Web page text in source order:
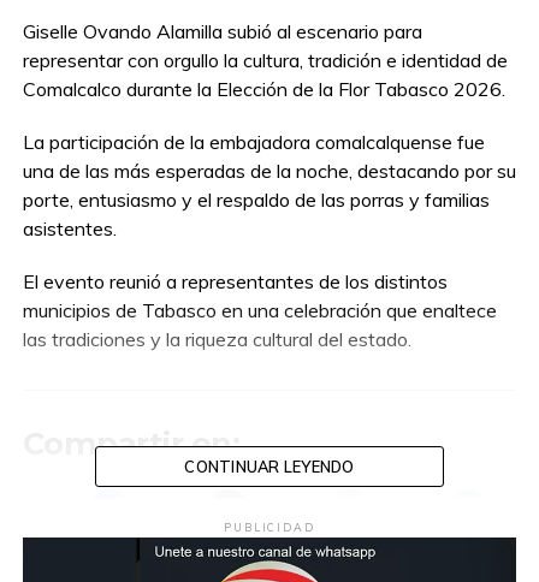
Giselle Ovando Alamilla subió al escenario para
representar con orgullo la cultura, tradición e identidad de
Comalcalco durante la Elección de la Flor Tabasco 2026.
La participación de la embajadora comalcalquense fue
una de las más esperadas de la noche, destacando por su
porte, entusiasmo y el respaldo de las porras y familias
asistentes.
El evento reunió a representantes de los distintos
municipios de Tabasco en una celebración que enaltece
las tradiciones y la riqueza cultural del estado.
Compartir en:
CONTINUAR LEYENDO
PUBLICIDAD